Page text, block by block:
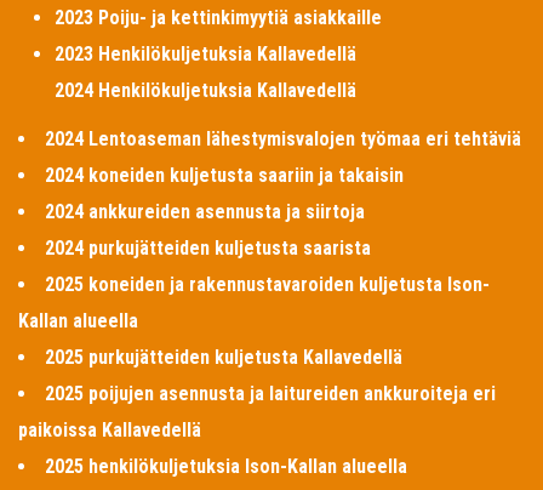
2023 Poiju- ja kettinkimyytiä asiakkaille
2023 Henkilökuljetuksia Kallavedellä
2024 Henkilökuljetuksia Kallavedellä
2024 Lentoaseman lähestymisvalojen työmaa eri tehtäviä
2024 koneiden kuljetusta saariin ja takaisin
2024 ankkureiden asennusta ja siirtoja
2024 purkujätteiden kuljetusta saarista
2025 koneiden ja rakennustavaroiden kuljetusta Ison-
Kallan alueella
2025 purkujätteiden kuljetusta Kallavedellä
2025 poijujen asennusta ja laitureiden ankkuroiteja eri
paikoissa Kallavedellä
2025 henkilökuljetuksia Ison-Kallan alueella